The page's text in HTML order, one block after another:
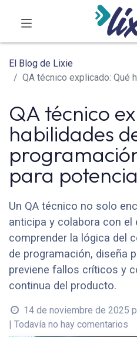
El Blog de Lixie
QA técnico explicado: Qué habilidades de
QA técnico
habilidades
para
Un QA técnico no solo
anticipa y colabora con el
comprender la lógica del
de programación, diseña
previene fallos críticos y
continua del producto.
14 de noviembre de 2025
| Todavía no hay comentarios